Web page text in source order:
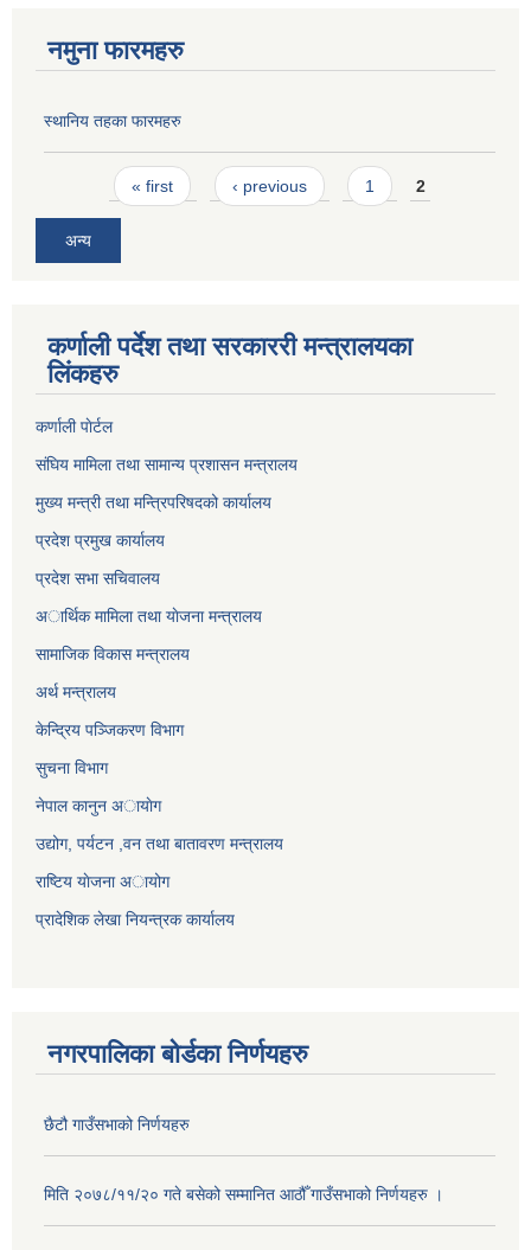
नमुना फारमहरु
स्थानिय तहका फारमहरु
Pages« first ‹ previous 1 2
अन्य
कर्णाली पर्देश तथा सरकाररी मन्त्रालयका
लिंकहरु
कर्णाली पाेर्टल
संघिय मामिला तथा सामान्य प्रशासन मन्त्रालय
मुख्य मन्त्री तथा मन्त्रिपरिषदको कार्यालय
प्रदेश प्रमुख कार्यालय
प्रदेश सभा सचिवालय
अार्थिक मामिला तथा याेजना मन्त्रालय
सामाजिक विकास मन्त्रालय
अर्थ मन्त्रालय
केन्द्रिय पञ्जिकरण विभाग
सुचना विभाग
नेपाल कानुन अायाेग
उद्योग, पर्यटन ,वन तथा बातावरण मन्त्रालय
राष्टिय याेजना अायोग
प्रादेशिक लेखा नियन्त्रक कार्यालय
नगरपालिका बोर्डका निर्णयहरु
छैटौ गाउँसभाको निर्णयहरु
मिति २०७८/११/२० गते बसेको सम्मानित आठौँ गाउँसभाको निर्णयहरु ।